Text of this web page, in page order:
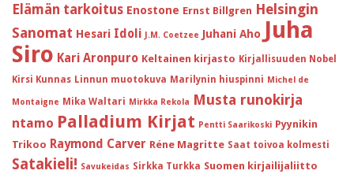
Elämän tarkoitus Enostone Ernst Billgren Helsingin
Sanomat Hesari Idoli J.M. Coetzee Juhani Aho Juha
Siro Kari Aronpuro Keltainen kirjasto Kirjallisuuden Nobel
Kirsi Kunnas Linnun muotokuva Marilynin hiuspinni Michel de
Montaigne Mika Waltari Mirkka Rekola Musta runokirja
ntamo Palladium Kirjat Pentti Saarikoski Pyynikin
Trikoo Raymond Carver Réne Magritte Saat toivoa kolmesti
Satakieli! Savukeidas Sirkka Turkka Suomen kirjailijaliitto